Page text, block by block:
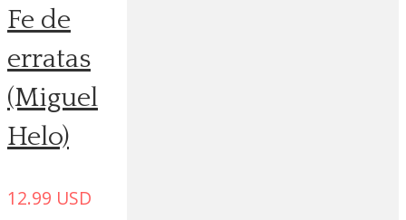
Fe de
erratas
(Miguel
Helo)
12.99 USD